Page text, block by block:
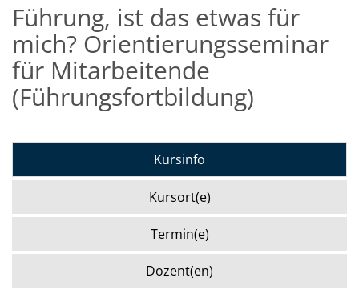
Führung, ist das etwas für
mich? Orientierungsseminar
für Mitarbeitende
(Führungsfortbildung)
Kursinfo
Kursort(e)
Termin(e)
Dozent(en)